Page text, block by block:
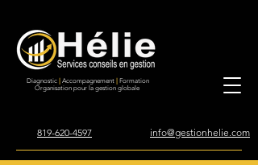
Diagnostic Accompagnement
Formation
Organisation pour la gestion globale
819-620-4597 info@gestionhelie.com